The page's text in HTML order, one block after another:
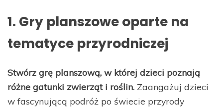
1. Gry planszowe oparte na
tematyce przyrodniczej
Stwórz grę planszową, w której dzieci poznają
różne gatunki zwierząt i roślin. Zaangażuj dzieci
w fascynującą podróż po świecie przyrody